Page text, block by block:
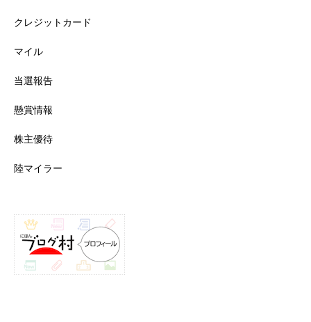
クレジットカード
マイル
当選報告
懸賞情報
株主優待
陸マイラー